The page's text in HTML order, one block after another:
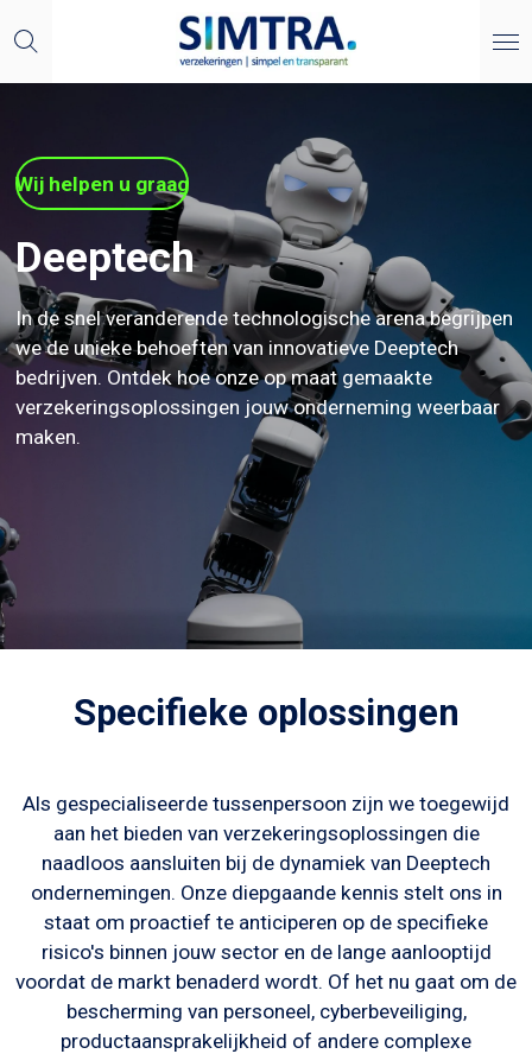
Ga
direct
naar
Wij helpen u graag
Deeptech
In de snel veranderende technologische arena begrijpen
we de unieke behoeften van innovatieve Deeptech
bedrijven. Ontdek hoeonze op maat gemaakte
verzekeringsoplossingen jouw onderneming weerbaar
maken.
Specifieke oplossingen
Als gespecialiseerde tussenpersoon zijn we toegewijd
aan het bieden van verzekeringsoplossingen die
naadloos aansluiten bij de dynamiek van Deeptech
ondernemingen. Onze diepgaande kennis stelt ons in
staat om proactief te anticiperen op de specifieke
risico's binnen jouw sector en de lange aanlooptijd
voordat de markt benaderd wordt. Of het nu gaat om de
bescherming van personeel, cyberbeveiliging,
productaansprakelijkheid of andere complexe